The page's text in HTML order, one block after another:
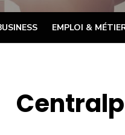
EMPLOI &